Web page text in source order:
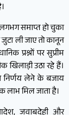
समाप्त हो चुका
ली जाए तो कानून
प्रश्नों पर सुप्रीम
खिलाड़ी उठा रहे हैं।
निर्णय लेने के बजाय
मिल जाता है।